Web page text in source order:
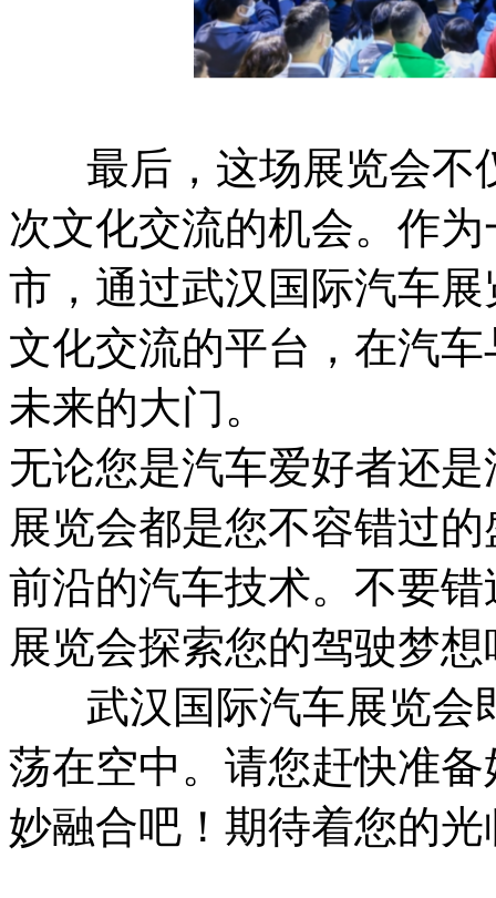
最后，这场展览会不
次文化交流的机会。作
市，通过武汉国际汽车
文化交流的平台，在汽
未来的大门。
无论您是汽车爱好者还
展览会都是您不容错过
前沿的汽车技术。不要
展览会探索您的驾驶梦想
武汉国际汽车展览会
荡在空中。请您赶快准
妙融合吧！期待着您的光